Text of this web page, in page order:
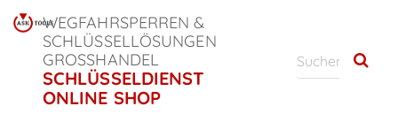
WEGFAHRSPERREN &
SCHLÜSSELLÖSUNGEN
GROSSHANDEL
SCHLÜSSELDIENST
ONLINE SHOP